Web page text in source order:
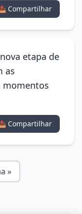
Compartilhar
etapa de
as
momentos
Compartilhar
»